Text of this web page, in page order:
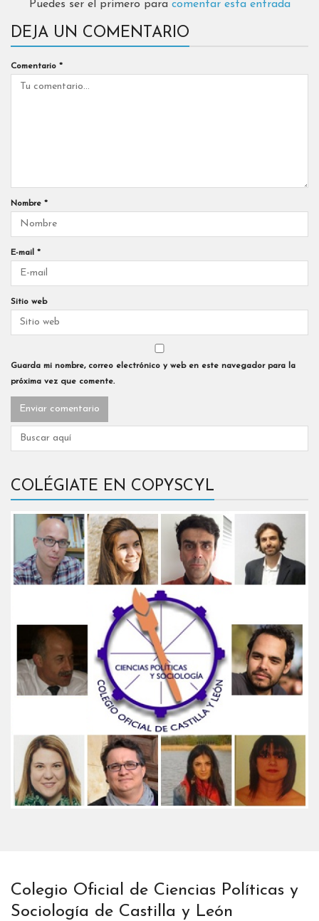
Puedes ser el primero para comentar esta entrada
DEJA UN COMENTARIO
Comentario *
Nombre *
E-mail *
Sitio web
Guarda mi nombre, correo electrónico y web en este navegador para la
próxima vez que comente.
COLÉGIATE EN COPYSCYL
Colegio Oficial de Ciencias Políticas y
Sociología de Castilla y León